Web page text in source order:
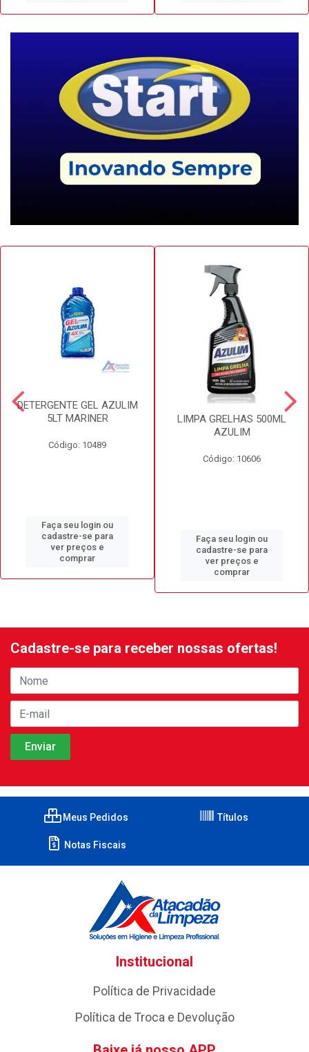
DETERGENTE GEL AZULIM
5LT MARINER
Código: 10489
Faça seu login ou
cadastre-se para
ver preços e
comprar
LIMPA GRELHAS 500ML
AZULIM
Código: 10606
Faça seu login ou
cadastre-se para
ver preços e
comprar
Cadastre-se para receber nossas ofertas!
Meus Pedidos Títulos
Notas Fiscais
Institucional
Política de Privacidade
Política de Troca e Devolução